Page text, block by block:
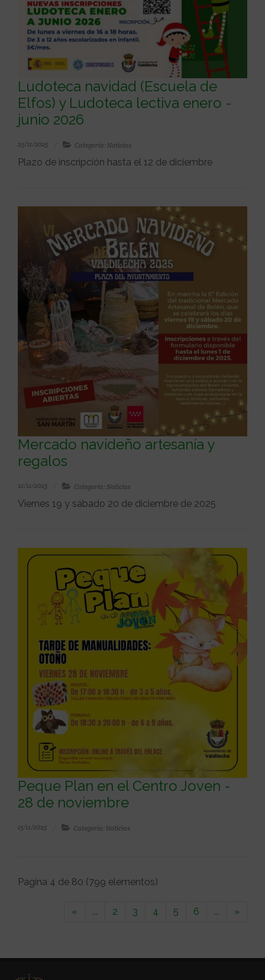
Ludoteca navidad (Escuela de
Elfos) y Ludoteca lectiva enero -
junio 2026
25/11/2025 Categoría: Noticias
Plazo de inscripción hasta el 12 de diciembre
Mercado navideño artesanía y
regalos
21/11/2025 Categoría: Noticias
Viernes 19 y sábado 20 de diciembre de 2025
Peque Plan en el Centro Joven -
28 de noviembre
15/11/2025 Categoría: Noticias
Página 4 de 80 (799 elementos)
« ... 2 3 4 5 6 ... »